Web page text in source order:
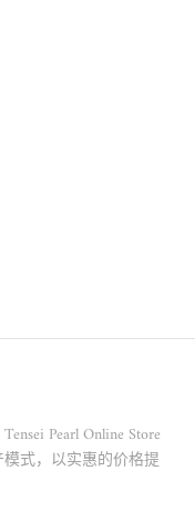
Pearl Online Store
式，以实惠的价格提